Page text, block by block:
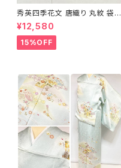
秀英四季花文 唐織り 丸紋 袋帯
正絹 金糸 ゴールド 紺 ピンク 7
05
¥12,580
15%OFF